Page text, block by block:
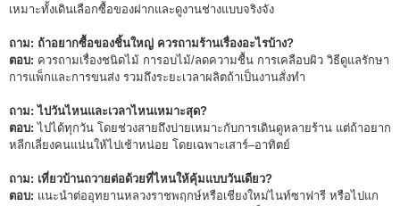
เหมาะทั้งเดินเลือกซื้อของฝากและดูงานช่างแบบจริงจัง
ถาม: ถ้าอยากซื้อของชิ้นใหญ่ ควรถามร้านเรื่องอะไรบ้าง?
ตอบ: ควรถามเรื่องชนิดไม้ การอบไม้/ลดความชื้น การเคลือบผิว วิธีดูแลรักษา
การแพ็กและการขนส่ง รวมถึงระยะเวลาผลิตถ้าเป็นงานสั่งทำ
ถาม: ไปวันไหนและเวลาไหนเหมาะสุด?
ตอบ: ไปได้ทุกวัน โดยช่วงสายถึงบ่ายเหมาะกับการเดินดูหลายร้าน แต่ถ้าอยาก
หลีกเลี่ยงคนแน่นให้ไปเช้าหน่อย โดยเฉพาะเสาร์–อาทิตย์
ถาม: เที่ยวบ้านถวายต่อด้วยที่ไหนให้คุ้มแบบวันเดียว?
ตอบ: แนะนำต่ออุทยานหลวงราชพฤกษ์หรือเชียงใหม่ไนท์ซาฟารี หรือไปแก